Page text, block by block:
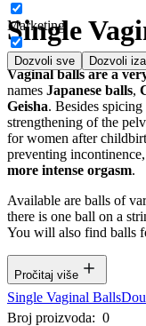
Marketing
Dozvoli sve Dozvoli
Single
Vaginal balls are a
names Japanese balls,
Geisha. Besides
strengthening of the
for women after
preventing
more intense orgasm.
Available are balls of
there is one ball on a
You will also find balls
Pročitaj više
Single Vaginal Balls
Broj proizvoda: 0